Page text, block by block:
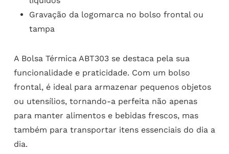
Gravação da logomarca no bolso frontal ou
tampa
A Bolsa Térmica ABT303 se destaca pela sua
funcionalidade e praticidade. Com um bolso
frontal, é ideal para armazenar pequenos objetos
ou utensílios, tornando-a perfeita não apenas
para manter alimentos e bebidas frescos, mas
também para transportar itens essenciais do dia a
dia.